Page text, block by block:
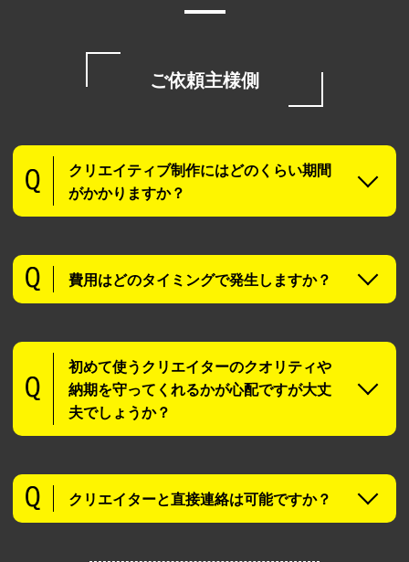
ご依頼主様側
クリエイティブ制作にはどのくらい期間
がかかりますか？
費用はどのタイミングで発生しますか？
初めて使うクリエイターのクオリティや
納期を守ってくれるかが心配ですが大丈
夫でしょうか？
クリエイターと直接連絡は可能ですか？